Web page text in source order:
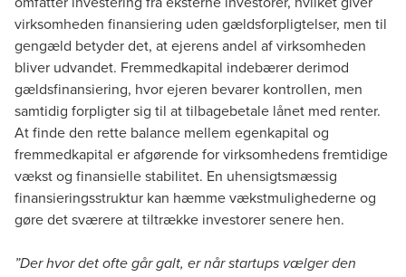
virksomheden finansiering uden gældsforpligtelser, men til
gengæld betyder det, at ejerens andel af virksomheden
bliver udvandet. Fremmedkapital indebærer derimod
gældsfinansiering, hvor ejeren bevarer kontrollen, men
samtidig forpligter sig til at tilbagebetale lånet med renter.
At finde den rette balance mellem egenkapital og
fremmedkapital er afgørende for virksomhedens fremtidige
vækst og finansielle stabilitet. En uhensigtsmæssig
finansieringsstruktur kan hæmme vækstmulighederne og
gøre det sværere at tiltrække investorer senere hen.
”Der hvor det ofte går galt, er når startups vælger den